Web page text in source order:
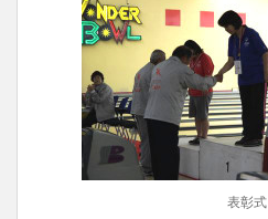
表彰式